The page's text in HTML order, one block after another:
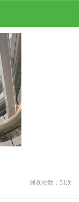
浏览次数： 51 次